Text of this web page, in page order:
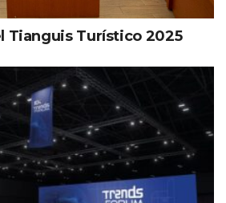
Tianguis Turístico 2025